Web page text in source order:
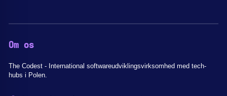
Om os
The Codest - International softwareudviklingsvirksomhed med tech-
hubs i Polen.